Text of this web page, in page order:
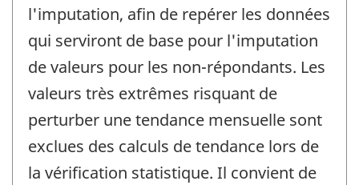
l'imputation, afin de repérer les données
qui serviront de base pour l'imputation
de valeurs pour les non-répondants. Les
valeurs très extrêmes risquant de
perturber une tendance mensuelle sont
exclues des calculs de tendance lors de
la vérification statistique. Il convient de